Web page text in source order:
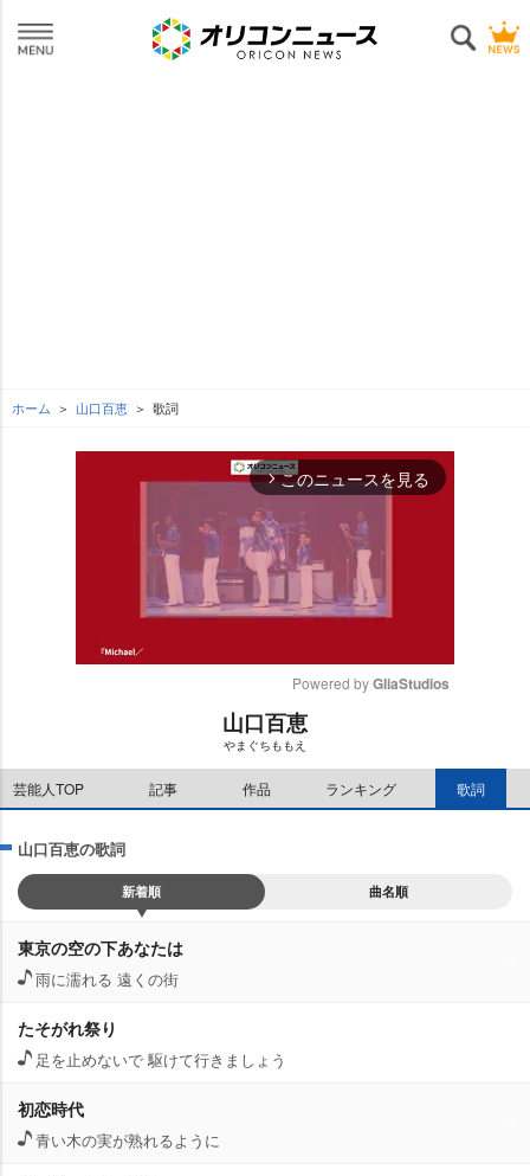
ホーム 山口百恵 歌詞
arrow_forward_ios このニュースを見る
e
Powered by GliaStudios
山口百恵
まぐちももえ
芸能人TOP 記事 作品 ランキング 歌詞
山口百恵の歌詞
新着順 曲名順
東京の空の下あなたは
雨に濡れる 遠くの街
たそがれ祭り
足を止めないで 駆けて行きましょう
初恋時代
青い木の実が熟れるように